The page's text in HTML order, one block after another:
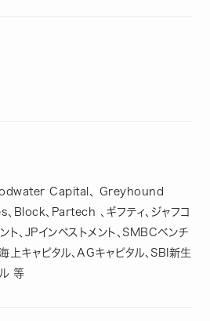
Capital、 Greyhound
、Partech 、ギフティ、ジャフコ
ト、JPインベストメント、SMBCベンチ
上キャピタル、AGキャピタル、SBI新生
等